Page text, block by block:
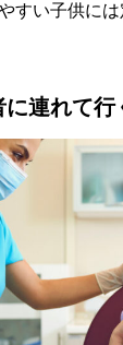
すい子供に
連れて行